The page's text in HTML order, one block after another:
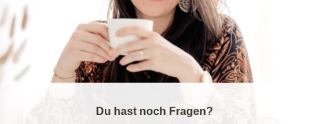
Du hast noch Fragen?